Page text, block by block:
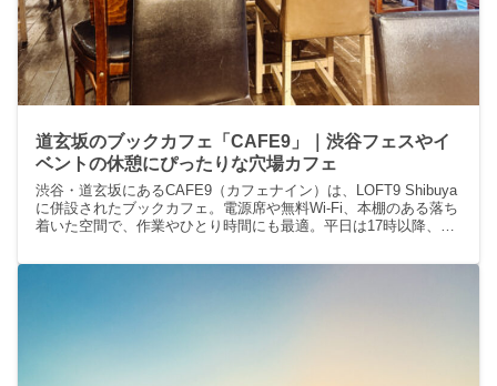
道玄坂のブックカフェ「CAFE9」｜渋谷フェスやイ
ベントの休憩にぴったりな穴場カフェ
渋谷・道玄坂にあるCAFE9（カフェナイン）は、LOFT9 Shibuya
に併設されたブックカフェ。電源席や無料Wi-Fi、本棚のある落ち
着いた空間で、作業やひとり時間にも最適。平日は17時以降、土
休憩スポットにもおすすめです。